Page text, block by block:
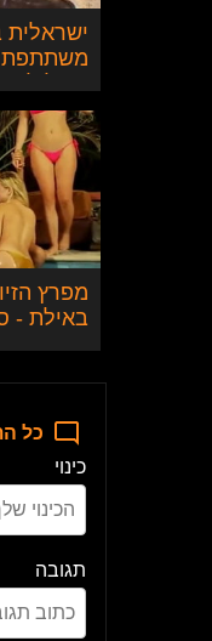
משתתפת
שחקני
מפרץ
באילת -
כל
כינוי
תגובה